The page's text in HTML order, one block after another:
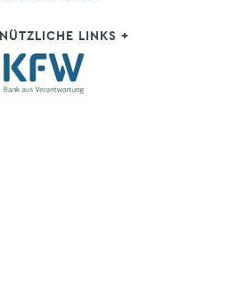
NÜTZLICHE LINKS +